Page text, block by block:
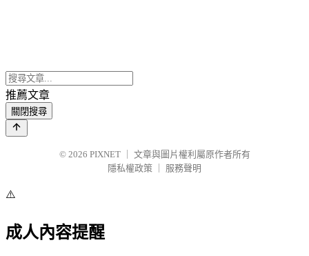
推薦文章
關閉搜尋
© 2026 PIXNET
文章與圖片權利屬原作者所有
隱私權政策
服務聲明
⚠️
成人內容提醒